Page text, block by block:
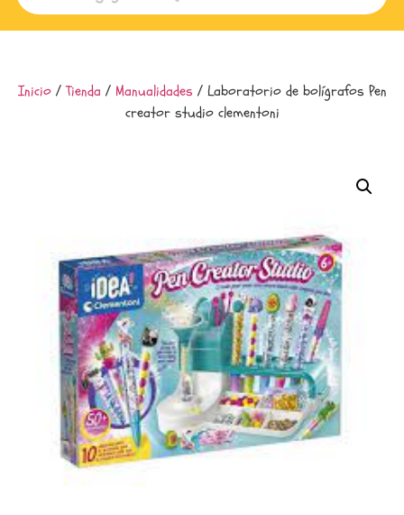
Inicio/Tienda / Manualidades / Laboratorio de bolígrafos Pen
creator studio clementoni